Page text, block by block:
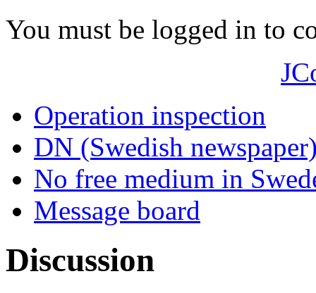
You must be logged in to
Operation inspection
DN (Swedish
No free medium in
Message board
Discussion